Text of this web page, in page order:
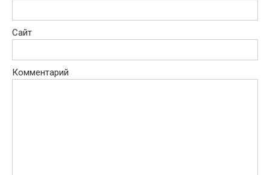
Сайт
Комментарий